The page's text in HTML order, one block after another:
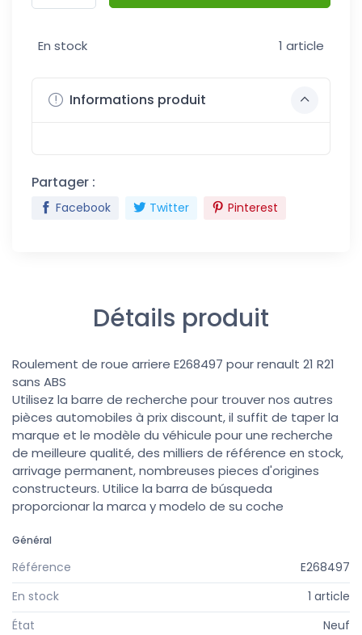
En stock 1 article
Informations produit
Partager :
Facebook Twitter Pinterest
Détails produit
Roulement de roue arriere E268497 pour renault 21 R21
sans ABS
Utilisez la barre de recherche pour trouver nos autres
pièces automobiles à prix discount, il suffit de taper la
marque et le modèle du véhicule pour une recherche
de meilleure qualité, des milliers de référence en stock,
arrivage permanent, nombreuses pieces d'origines
constructeurs. Utilice la barra de búsqueda
proporcionar la marca y modelo de su coche
Général
Référence
E268497
En stock
1 article
État
Neuf